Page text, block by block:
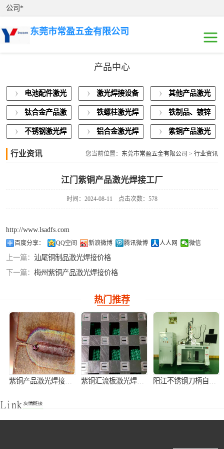
公司*
东莞市常盈五金有限公司
产品中心
电池配件激光
焊接
激光焊接设备
展示
其他产品激光
焊接
钛合金产品激
光焊接
铁螺柱激光焊
接加工
铁制品、镀锌
板激光焊接
不锈钢激光焊
铝合金激光焊
紫铜产品激光
行业资讯 您当前位置： 东莞市常盈五金有限公司 > 行业资讯
江门紫铜产品激光焊接工厂
时间：2024-08-11 点击次数：578
http://www.lsadfs.com
百度分享： QQ空间 新浪微博 腾讯微博 人人网 微信
上一篇： 汕尾铜制品激光焊接价格
下一篇： 梅州紫铜产品激光焊接价格
热门推荐
紫铜产品激光焊接加工 紫铜汇流板激光焊接加工 阳江不锈钢刀柄自动激光焊接机
接
激光焊接设备展
示
其他产品激光焊
铝合金激光焊接
紫铜产品激光焊